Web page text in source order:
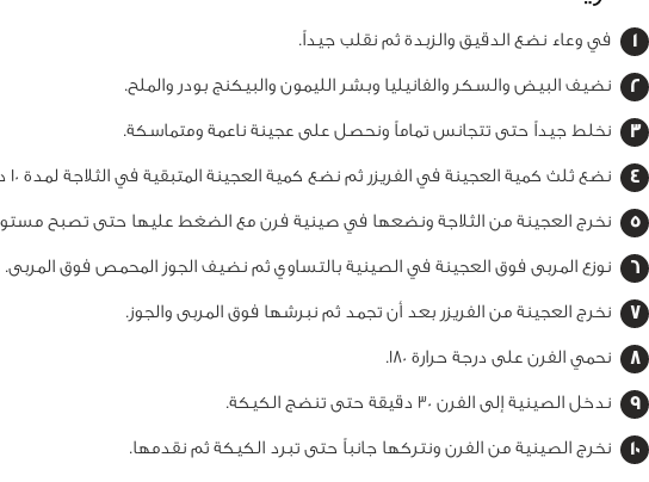
في وعاء نضع الدقيق والزبدة ثم نقلب جيداً.
نضيف البيض والسكر والفانيليا وبشر الليمون والبيكنج بودر والملح.
نخلط جيداً حتى تتجانس تماماً ونحصل على عجينة ناعمة ومتماسكة.
نضع ثلث كمية العجينة في الفريزر ثم نضع كمية العجينة المتبقية في الثلاجة لمدة 10 دقائق.
نخرج العجينة من الثلاجة ونضعها في صينية فرن مع الضغط عليها حتى تصبح
نوزع المربى فوق العجينة في الصينية بالتساوي ثم نضيف الجوز المحمص فوق المربى.
نخرج العجينة من الفريزر بعد أن تجمد ثم نبرشها فوق المربى والجوز.
نحمي الفرن على درجة حرارة 180.
ندخل الصينية إلى الفرن 30 دقيقة حتى تنضج الكيكة.
نخرج الصينية من الفرن ونتركها جانباً حتى تبرد الكيكة ثم نقدمها.